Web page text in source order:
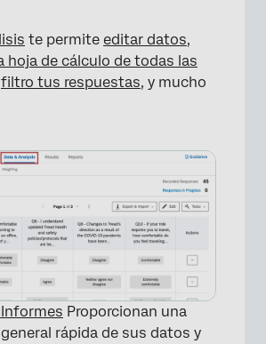
te permite editar datos,
hoja de cálculo de todas las
filtro tus respuestas, y mucho
Proporcionan una
rápida de sus datos y